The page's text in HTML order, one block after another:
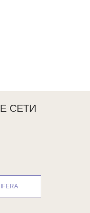
СЕТИ